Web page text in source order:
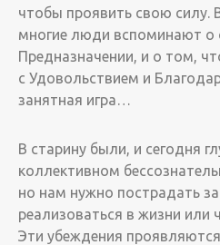
чтобы проявить свою силу.
многие люди вспоминают о
Предназначении, и о том,
с Удовольствием и
занятная игра…
В старину были, и сегодня
коллективном
но нам нужно пострадать
реализоваться в жизни или
Эти убеждения